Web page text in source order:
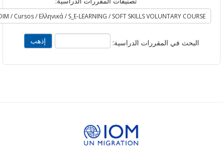
في المقررات الدراسية: